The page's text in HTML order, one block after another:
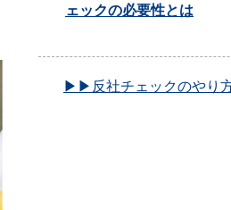
ェックの必要性とは
▶▶反社チェックのや